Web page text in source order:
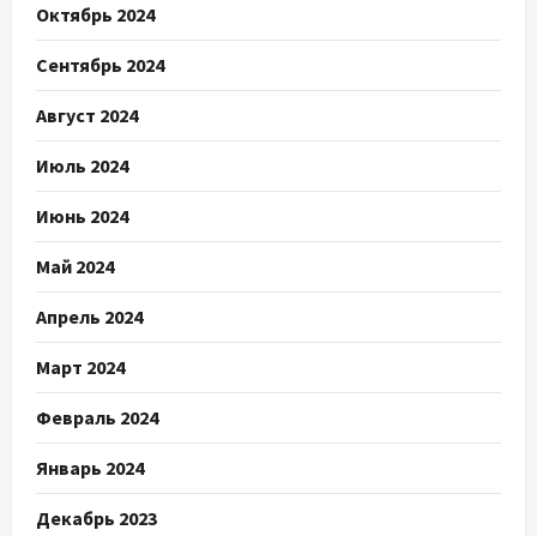
Октябрь 2024
Сентябрь 2024
Август 2024
Июль 2024
Июнь 2024
Май 2024
Апрель 2024
Март 2024
Февраль 2024
Январь 2024
Декабрь 2023